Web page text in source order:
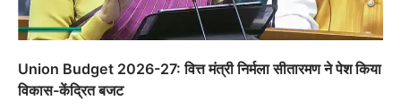
Union Budget 2026-27: वित्त मंत्री निर्मला सीतारमण ने पेश किया
विकास-केंद्रित बजट